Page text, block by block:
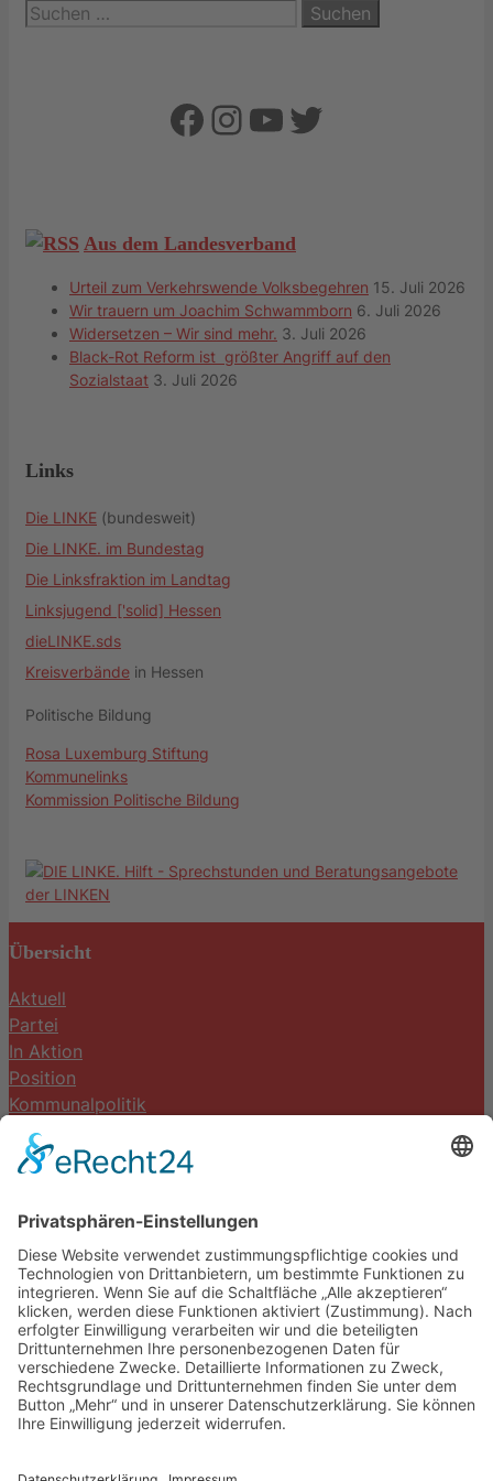
Suchen
nach:
Facebook
Instagram
YouTube
Twitter
Aus dem Landesverband
Urteil zum Verkehrswende Volksbegehren 15. Juli 2026
Wir trauern um Joachim Schwammborn 6. Juli 2026
Widersetzen – Wir sind mehr. 3. Juli 2026
Black-Rot Reform ist größter Angriff auf den
Sozialstaat 3. Juli 2026
Links
Die LINKE (bundesweit)
Die LINKE. im Bundestag
Die Linksfraktion im Landtag
Linksjugend ['solid] Hessen
dieLINKE.sds
Kreisverbände in Hessen
Politische Bildung
Rosa Luxemburg Stiftung
Kommunelinks
Kommission Politische Bildung
Übersicht
Aktuell
Partei
In Aktion
Position
Kommunalpolitik
Termine
DIE LINKE. Schwalm-Eder
Steingasse 5
34613 Schwalmstadt
Tel.06691 8077899
info@die-linke-schwalm-eder.de
Gesetzliches
Impressum